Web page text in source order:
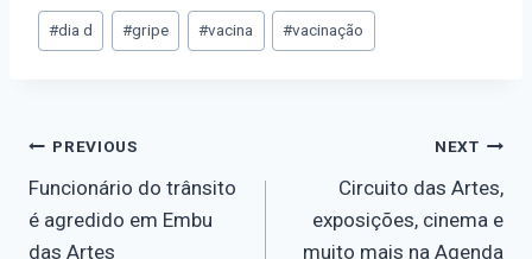
#dia d #gripe #vacina #vacinação
PREVIOUS
Funcionário do trânsito
é agredido em Embu
das Artes
NEXT
Circuito das Artes,
exposições, cinema e
muito mais na Agenda